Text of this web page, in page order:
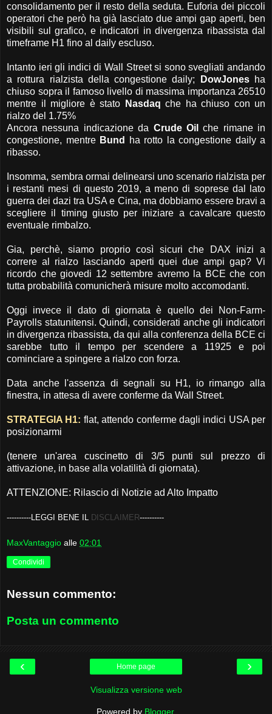
consolidamento per il resto della seduta. Euforia dei piccoli
operatori che però ha già lasciato due ampi gap aperti, ben
visibili sul grafico, e indicatori in divergenza ribassista dal
timeframe H1 fino al daily escluso.
Intanto ieri gli indici di Wall Street si sono svegliati andando
a rottura rialzista della congestione daily;
DowJonesha
chiuso sopra il famoso livello di massima importanza 26510
mentre il migliore è stato
Nasdaq che ha chiuso con un
rialzo del 1.75%
Ancora nessuna indicazione da Crude Oilche rimane in
congestione, mentre Bund
ha rotto la congestione daily a
ribasso.
Insomma, sembra ormai delinearsi uno scenario rialzista per
i restanti mesi di questo 2019, a meno di soprese dal lato
guerra dei dazi tra USA e Cina, ma dobbiamo essere bravi a
scegliere il timing giusto per iniziare a cavalcare questo
eventuale rimbalzo.
Gia, perchè, siamo proprio così sicuri che DAX inizi a
correre al rialzo lasciando aperti quei due ampi gap? Vi
ricordo che giovedi 12 settembre avremo la BCE che con
tutta probabilità comunicherà misure molto accomodanti.
Oggi invece il dato di giornata è quello dei Non-Farm-
Payrolls statunitensi. Quindi, considerati anche gli indicatori
in divergenza ribassista, da qui alla conferenza della BCE ci
sarebbe tutto il tempo per scendere a 11925 e poi
cominciare a spingere a rialzo con forza.
Data anche l'assenza di segnali su H1, io rimango alla
finestra, in attesa di avere conferme da Wall Street.
STRATEGIA H1: flat, attendo conferme dagli indici USA per
posizionarmi
(tenere un'area cuscinetto di 3/5 punti sul prezzo di
attivazione, in base alla volatilità di giornata).
ATTENZIONE: Rilascio di Notizie ad Alto Impatto
----------LEGGI BENE IL DISCLAIMER----------
MaxVantaggio alle 02:01
Condividi
Nessun commento:
Posta un commento
‹ ›
Home page
Visualizza versione web
Powered by Blogger.